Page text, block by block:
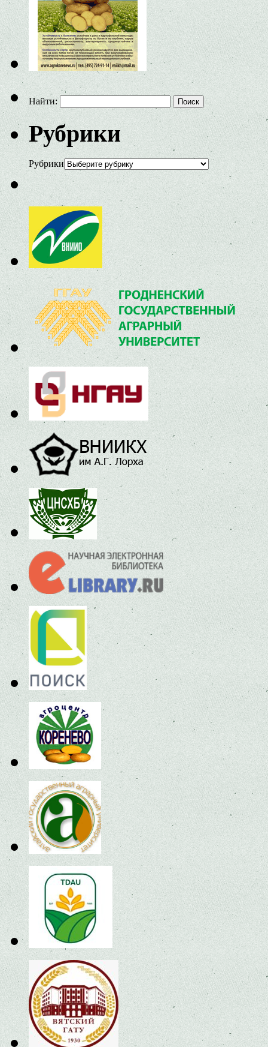
Найти:
Рубрики
Рубрики